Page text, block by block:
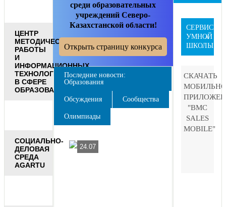
ЦЕНТР
МЕТОДИЧЕСКОЙ
РАБОТЫ
И
ИНФОРМАЦИОННЫХ
ТЕХНОЛОГИЙ
В СФЕРЕ
ОБРАЗОВАНИЯ
СОЦИАЛЬНО-
ДЕЛОВАЯ
СРЕДА
AGARTU
СЕРВИСЫ
УМНОЙ
ШКОЛЫ!
V
СКАЧАТЬ
"BMC
SALES
MOBILE"
среди образовательных
учреждений Северо-
Казахстанской области!
Открыть страницу конкурса
Последние новости:
Образования
Обсуждения Сообщества
Олимпиады
24.07